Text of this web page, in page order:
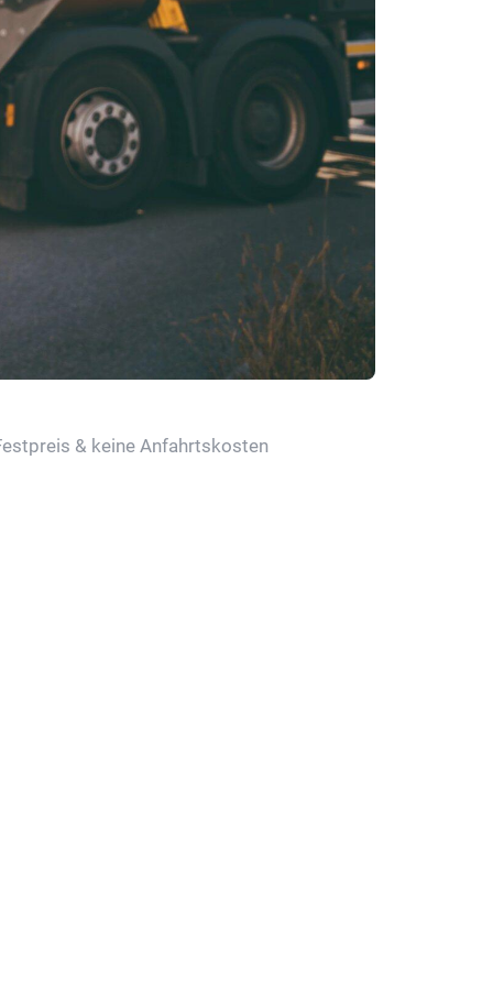
& keine Anfahrtskosten